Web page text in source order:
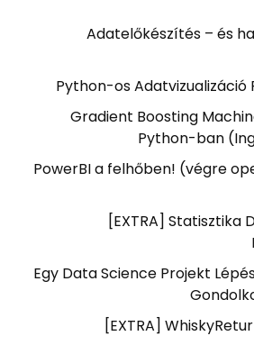
Adatelőkészítés – és
Python-os Adatvizualizáció
Gradient Boosting
Python-ban
PowerBI a felhőben! (végre
[EXTRA] Statisztika
Egy Data Science Projekt
[EXTRA]